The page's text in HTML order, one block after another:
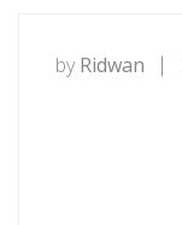
by Ridwan